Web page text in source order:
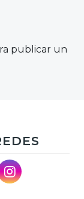
publicar un